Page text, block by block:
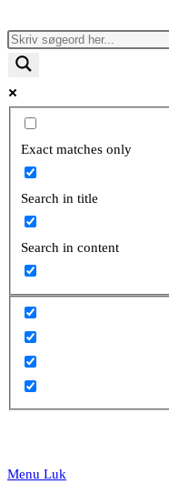
search
Exact matches only
Search in title
Search in content
Menu Luk